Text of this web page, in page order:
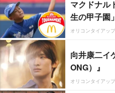
マクドナル
生の甲子園」
オリコンタイアッ
向井康二イ
ONG）』
オリコンタイアッ